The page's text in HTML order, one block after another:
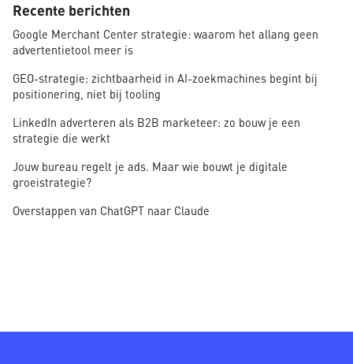
Recente berichten
Google Merchant Center strategie: waarom het allang geen
advertentietool meer is
GEO-strategie: zichtbaarheid in AI-zoekmachines begint bij
positionering, niet bij tooling
LinkedIn adverteren als B2B marketeer: zo bouw je een
strategie die werkt
Jouw bureau regelt je ads. Maar wie bouwt je digitale
groeistrategie?
Overstappen van ChatGPT naar Claude